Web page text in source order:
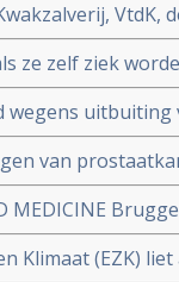
VtdK,
en
ze zelf ziek
zelfs met
wegens uitbuiting
aan
van
MEDICINE
om het
van de
Klimaat (EZK)